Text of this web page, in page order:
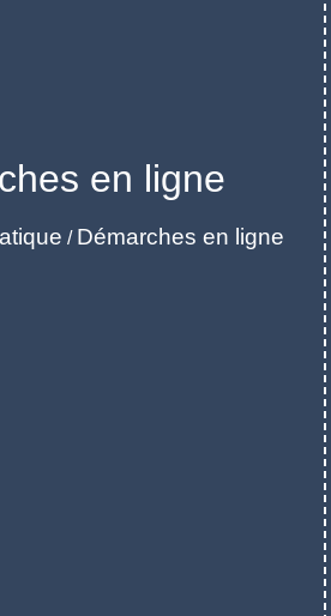
en ligne
/ Démarches en ligne